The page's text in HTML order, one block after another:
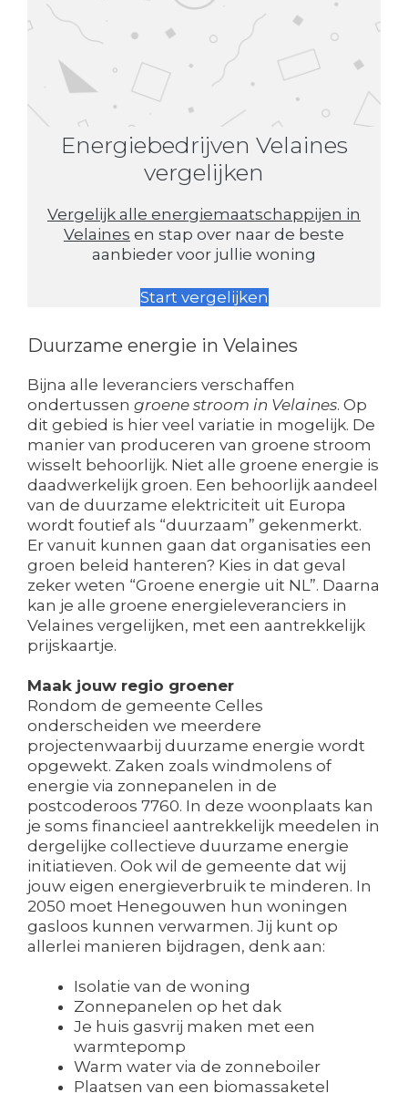
Energiebedrijven Velaines
vergelijken
Vergelijk alle energiemaatschappijen in
Velaines en stap over naar de beste
aanbieder voor jullie woning
Start vergelijken
Duurzame energie in Velaines
Bijna alle leveranciers verschaffen
ondertussen groene stroom in Velaines. Op
dit gebied is hier veel variatie in mogelijk. De
manier van produceren van groene stroom
wisselt behoorlijk. Niet alle groene energie is
daadwerkelijk groen. Een behoorlijk aandeel
van de duurzame elektriciteit uit Europa
wordt foutief als “duurzaam” gekenmerkt.
Er vanuit kunnen gaan dat organisaties een
groen beleid hanteren? Kies in dat geval
zeker weten “Groene energie uit NL”. Daarna
kan je alle groene energieleveranciers in
Velaines vergelijken, met een aantrekkelijk
prijskaartje.
Maak jouw regio groener
Rondom de gemeente Celles
onderscheiden we meerdere
projectenwaarbij duurzame energie wordt
opgewekt. Zaken zoals windmolens of
energie via zonnepanelen in de
postcoderoos 7760. In deze woonplaats kan
je soms financieel aantrekkelijk meedelen in
dergelijke collectieve duurzame energie
initiatieven. Ook wil de gemeente dat wij
jouw eigen energieverbruik te minderen. In
2050 moet Henegouwen hun woningen
gasloos kunnen verwarmen. Jij kunt op
allerlei manieren bijdragen, denk aan:
Isolatie van de woning
Zonnepanelen op het dak
Je huis gasvrij maken met een
warmtepomp
Warm water via de zonneboiler
Plaatsen van een biomassaketel